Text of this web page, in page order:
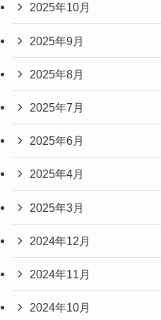
2025年10月
2025年9月
2025年8月
2025年7月
2025年6月
2025年4月
2025年3月
2024年12月
2024年11月
2024年10月